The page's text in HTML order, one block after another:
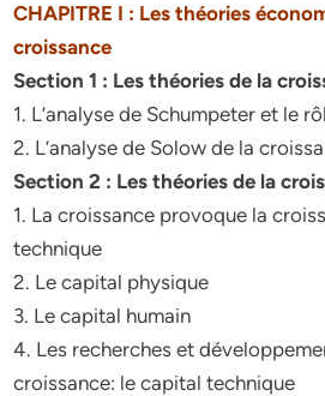
CHAPITRE I : Les théories
croissance
Section 1 : Les théories de la
1. L’analyse de Schumpeter et le
2. L’analyse de Solow de la
Section 2 : Les théories de la
1. La croissance provoque la
technique
2. Le capital physique
3. Le capital humain
4. Les recherches et
croissance: le capital technique